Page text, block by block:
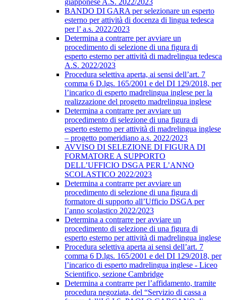
giapponese A.S. 2022/2023
BANDO DI GARA per selezionare un esperto
esterno per attività di docenza di lingua tedesca
per l’ a.s. 2022/2023
Determina a contrarre per avviare un
procedimento di selezione di una figura di
esperto esterno per attività di madrelingua tedesca
A.S. 2022/2023
Procedura selettiva aperta, ai sensi dell’art. 7
comma 6 D.lgs. 165/2001 e del DI 129/2018, per
l’incarico di esperto madrelingua inglese per la
realizzazione del progetto madrelingua inglese
Determina a contrarre per avviare un
procedimento di selezione di una figura di
esperto esterno per attività di madrelingua inglese
– progetto pomeridiano a.s. 2022/2023
AVVISO DI SELEZIONE DI FIGURA DI
FORMATORE A SUPPORTO
DELL’UFFICIO DSGA PER L’ANNO
SCOLASTICO 2022/2023
Determina a contrarre per avviare un
procedimento di selezione di una figura di
formatore di supporto all’Ufficio DSGA per
l’anno scolastico 2022/2023
Determina a contrarre per avviare un
procedimento di selezione di una figura di
esperto esterno per attività di madrelingua inglese
Procedura selettiva aperta ai sensi dell’art. 7
comma 6 D.lgs. 165/2001 e del DI 129/2018, per
l’incarico di esperto madrelingua inglese - Liceo
Scientifico, sezione Cambridge
Determina a contrarre per l’affidamento, tramite
procedura negoziata, del “Servizio di cassa a